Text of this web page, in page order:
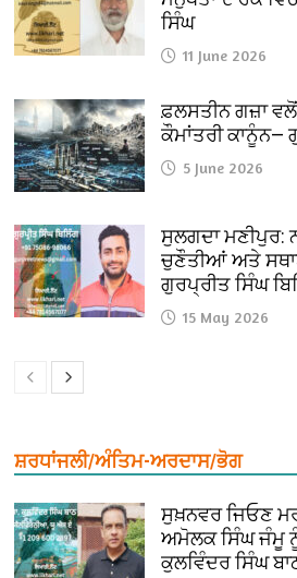
ਸਿੰਘ
11 June 2026
ਫ਼ਲਸਤੀਨ ਗਜ਼ਾ
ਕੌਮਾਂਤਰੀ ਕਾਨੂੰਨ—
5 June 2026
ਸੁਲਗਦਾ ਮਣੀਪੁਰ:
ਚੁਣੌਤੀਆਂ ਅਤੇ
ਗੁਰਪ੍ਰੀਤ ਸਿੰਘ
15 May 2026
ਸ਼ਰਧਾਂਜਲੀ/ਅੰਤਿਮ-ਅਰਦਾਸ/ਭੋਗ
ਸੁਖ਼ਨਵਰ ਜਿਓਣ
ਅਮੋਲਕ ਸਿੰਘ ਜੰਮੂ
ਕੁਲਵਿੰਦਰ ਸਿੰਘ